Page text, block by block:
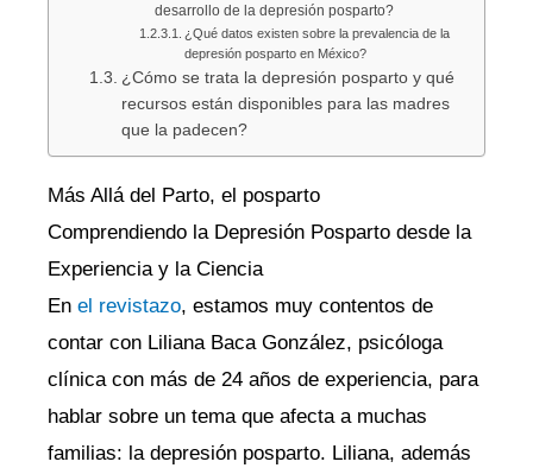
desarrollo de la depresión posparto?
¿Qué datos existen sobre la prevalencia de la
depresión posparto en México?
¿Cómo se trata la depresión posparto y qué
recursos están disponibles para las madres
que la padecen?
Más Allá del Parto, el posparto
Comprendiendo la Depresión Posparto desde la
Experiencia y la Ciencia
En el revistazo, estamos muy contentos de
contar con Liliana Baca González, psicóloga
clínica con más de 24 años de experiencia, para
hablar sobre un tema que afecta a muchas
familias: la depresión posparto. Liliana, además